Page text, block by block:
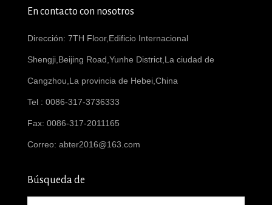
En contacto con nosotros
Dirección: 7TH Floor,Edificio Internacional
Shengji,Beijing Road,Yunhe District,La ciudad de
Cangzhou,La provincia de Hebei,China
Tel : 0086-317-3736333
Fax: 0086-317-2011165
Correo: abter2016@163.com
Búsqueda de